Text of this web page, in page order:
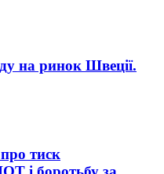
на ринок Швеції.
тиск